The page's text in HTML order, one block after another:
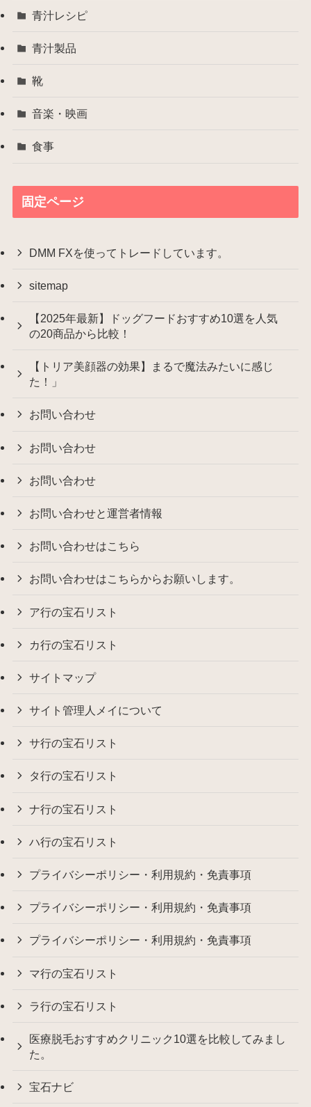
青汁レシピ
青汁製品
靴
音楽・映画
食事
固定ページ
DMM FXを使ってトレードしています。
sitemap
【2025年最新】ドッグフードおすすめ10選を人気
の20商品から比較！
【トリア美顔器の効果】まるで魔法みたいに感じ
た！」
お問い合わせ
お問い合わせ
お問い合わせ
お問い合わせと運営者情報
お問い合わせはこちら
お問い合わせはこちらからお願いします。
ア行の宝石リスト
カ行の宝石リスト
サイトマップ
サイト管理人メイについて
サ行の宝石リスト
タ行の宝石リスト
ナ行の宝石リスト
ハ行の宝石リスト
プライバシーポリシー・利用規約・免責事項
プライバシーポリシー・利用規約・免責事項
プライバシーポリシー・利用規約・免責事項
マ行の宝石リスト
ラ行の宝石リスト
医療脱毛おすすめクリニック10選を比較してみまし
た。
宝石ナビ